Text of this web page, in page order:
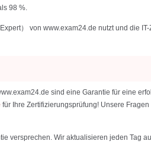
98 %.
） von www.exam24.de nutzt und die
sind eine Garantie für eine
für Ihre Zertifizierungsprüfung! Unsere
versprechen. Wir aktualisieren jeden Tag